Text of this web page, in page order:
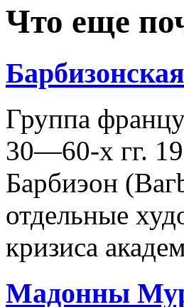
Что еще
Группа
30—60-х гг.
Барбиэон
отдельные
кризиса
Мадонны